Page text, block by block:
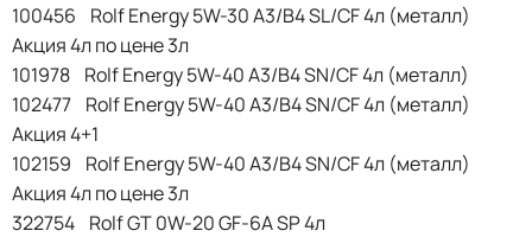
100456 Rolf Energy 5W-30 A3/B4 SL/CF 4л (металл)
Акция 4л по цене 3л
101978 Rolf Energy 5W-40 A3/B4 SN/CF 4л (металл)
102477 Rolf Energy 5W-40 A3/B4 SN/CF 4л (металл)
Акция 4+1
102159 Rolf Energy 5W-40 A3/B4 SN/CF 4л (металл)
Акция 4л по цене 3л
322754 Rolf GT 0W-20 GF-6A SP 4л